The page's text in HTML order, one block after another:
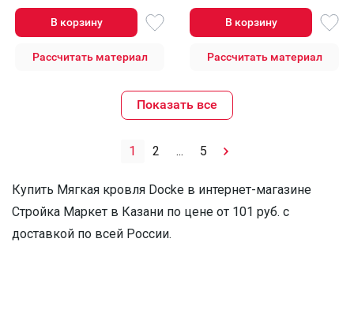
В корзину
Рассчитать материал
В корзину
Рассчитать материал
Показать все
1 2 ... 5
Купить Мягкая кровля Docke в интернет-магазине
Стройка Маркет в Казани по цене от 101 руб. с
доставкой по всей России.